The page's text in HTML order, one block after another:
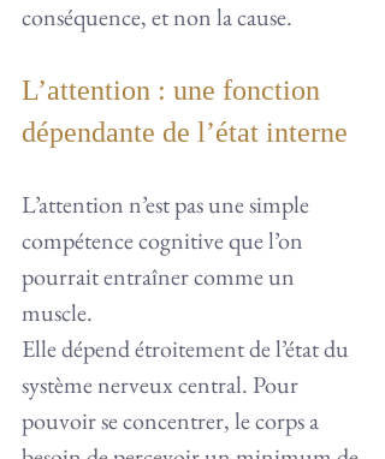
conséquence, et non la cause.
L’attention : une fonction
dépendante de l’état interne
L’attention n’est pas une simple
compétence cognitive que l’on
pourrait entraîner comme un
muscle.
Elle dépend étroitement de l’état du
système nerveux central. Pour
pouvoir se concentrer, le corps a